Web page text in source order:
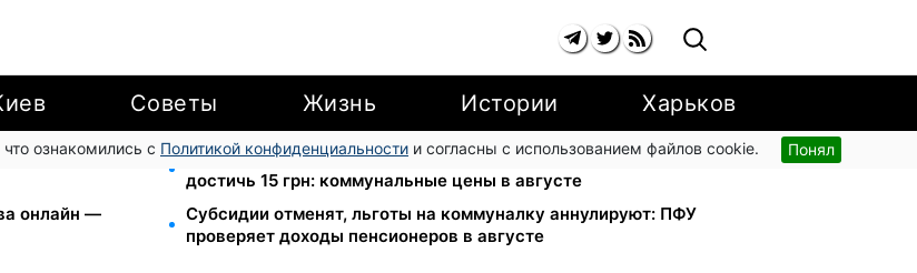
Советы Жизнь Истории Харьков
ознакомились с Политикой конфиденциальности и согласны с использованием файлов cookie. Понял
накопления
Тарифы на воду взлетели до 91,24 грн/куб, газ может
достичь 15 грн: коммунальные цены в августе
онлайн —
Субсидии отменят, льготы на коммуналку аннулируют: ПФУ
проверяет доходы пенсионеров в августе